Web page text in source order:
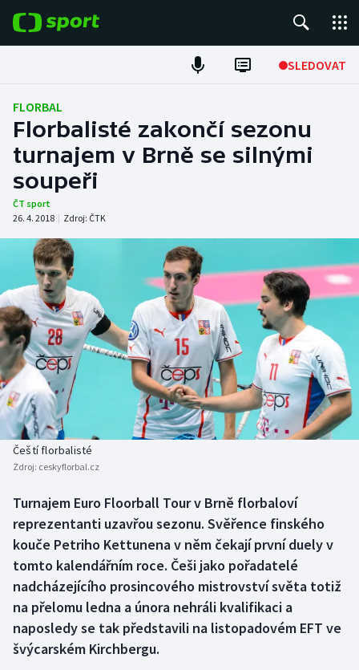
SLEDOVAT
Fotbal
Hokej
Tenis
Atletika
Cyklistika
DALŠÍ SPORTY
Americký fotbal
Baseball a softbal
Basketbal
Biatlon
Box
Curling
Dostihy
Florbal
NEPŘEHLÉDNĚTE
Soutěže
Historické návraty
Aplikace ČT sport
FLORBAL
Florbalisté zakončí sezonu
turnajem v Brně se silnými
soupeři
ČT sport
26. 4. 2018 | Zdroj: ČTK
Čeští florbalisté
Zdroj: ceskyflorbal.cz
Turnajem Euro Floorball Tour v Brně florbaloví
reprezentanti uzavřou sezonu. Svěřence finského
kouče Petriho Kettunena v něm čekají první duely v
tomto kalendářním roce. Češi jako pořadatelé
nadcházejícího prosincového mistrovství světa totiž
na přelomu ledna a února nehráli kvalifikaci a
naposledy se tak představili na listopadovém EFT ve
švýcarském Kirchbergu.